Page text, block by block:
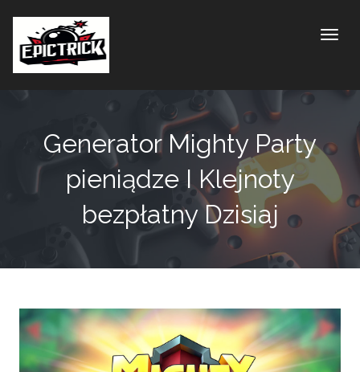
Generator Mighty Party
pieniądze I Klejnoty
bezpłatny Dzisiaj